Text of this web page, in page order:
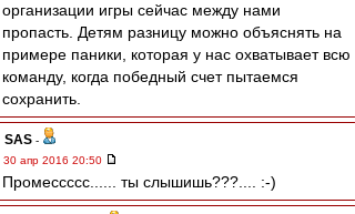
организации игры сейчас между нами
пропасть. Детям разницу можно объяснять на
примере паники, которая у нас охватывает всю
команду, когда победный счет пытаемся
сохранить.
SAS -
30 апр 2016 20:50
Промессссс...... ты слышишь???.... :-)